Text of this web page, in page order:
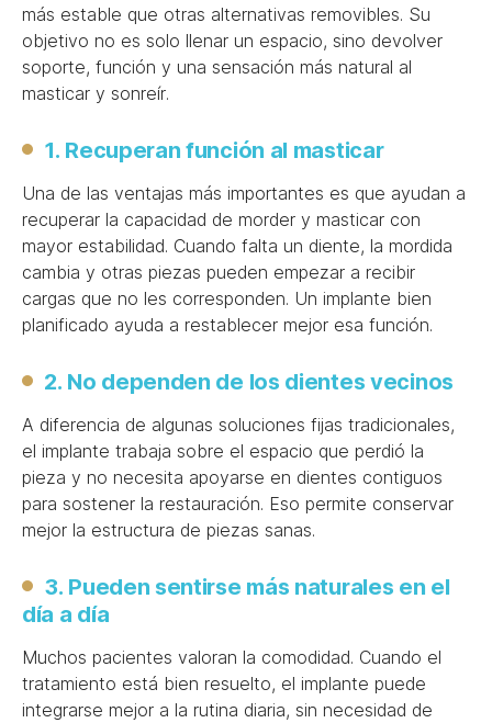
más estable que otras alternativas removibles. Su
objetivo no es solo llenar un espacio, sino devolver
soporte, función y una sensación más natural al
masticar y sonreír.
1. Recuperan función al masticar
Una de las ventajas más importantes es que ayudan a
recuperar la capacidad de morder y masticar con
mayor estabilidad. Cuando falta un diente, la mordida
cambia y otras piezas pueden empezar a recibir
cargas que no les corresponden. Un implante bien
planificado ayuda a restablecer mejor esa función.
2. No dependen de los dientes vecinos
A diferencia de algunas soluciones fijas tradicionales,
el implante trabaja sobre el espacio que perdió la
pieza y no necesita apoyarse en dientes contiguos
para sostener la restauración. Eso permite conservar
mejor la estructura de piezas sanas.
3. Pueden sentirse más naturales en el
día a día
Muchos pacientes valoran la comodidad. Cuando el
tratamiento está bien resuelto, el implante puede
integrarse mejor a la rutina diaria, sin necesidad de